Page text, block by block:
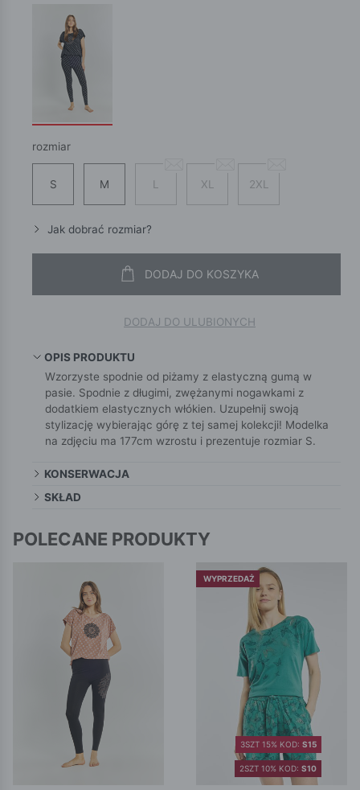
rozmiar
S M L XL 2XL
Jak dobrać rozmiar?
DODAJ DO KOSZYKA
DODAJ DO ULUBIONYCH
OPIS PRODUKTU
Wzorzyste spodnie od piżamy z elastyczną gumą w
pasie. Spodnie z długimi, zwężanymi nogawkami z
dodatkiem elastycznych włókien. Uzupełnij swoją
stylizację wybierając górę z tej samej kolekcji! Modelka
na zdjęciu ma 177cm wzrostu i prezentuje rozmiar S.
KONSERWACJA
SKŁAD
POLECANE PRODUKTY
WYPRZEDAŻ
2SZT 10% KOD: S10
3SZT 15% KOD: S15